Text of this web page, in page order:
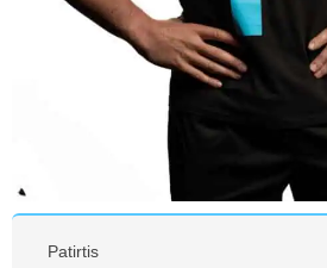
Patirtis